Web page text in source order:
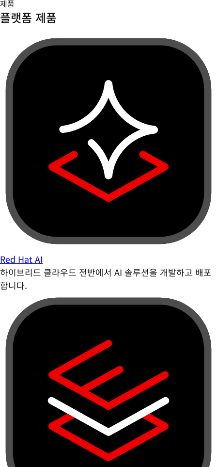
제품
플랫폼 제품
Red Hat AI
하이브리드 클라우드 전반에서 AI 솔루션을 개발하고 배포
합니다.